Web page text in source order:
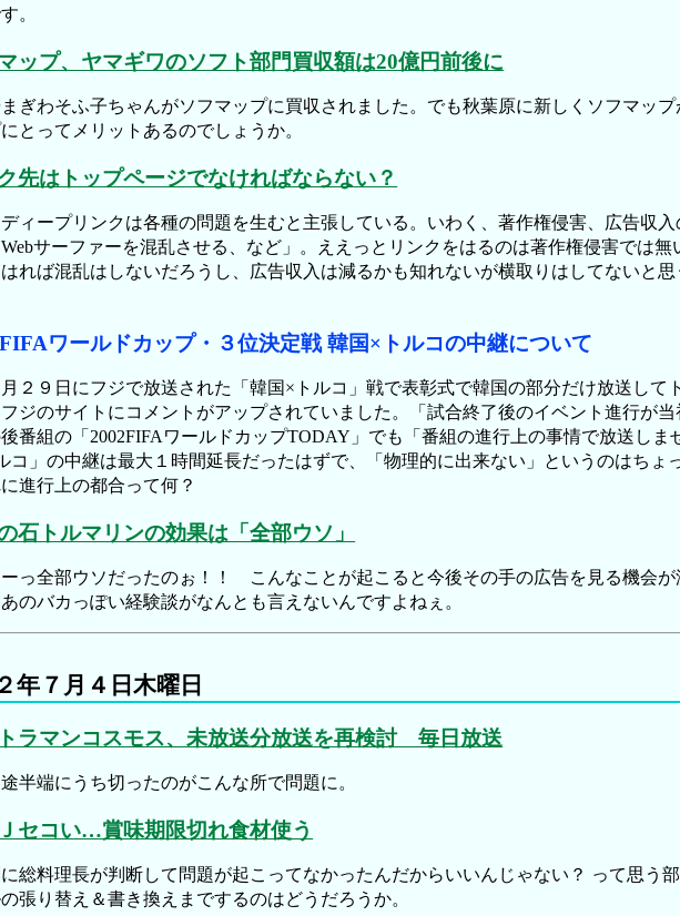
。
ップ、ヤマギワのソフト部門買収額は20億円前後に
ぎわそふ子ちゃんがソフマップに買収されました。でも秋葉原に新しくソフマッ
とってメリットあるのでしょうか。
先はトップページでなければならない？
ィープリンクは各種の問題を生むと主張している。いわく、著作権侵害、広告収
サーファーを混乱させる、など」。ええっとリンクをはるのは著作権侵害では
れば混乱はしないだろうし、広告収入は減るかも知れないが横取りはしてないと
ワールドカップ・３位決定戦 韓国×トルコの中継について
２９日にフジで放送された「韓国×トルコ」戦で表彰式で韓国の部分だけ放送して
ジのサイトにコメントがアップされていました。「試合終了後のイベント進行が当
番組の「2002FIFAワールドカップTODAY」でも「番組の進行上の事情で放送しま
コ」の中継は最大１時間延長だったはずで、「物理的に出来ない」というのはちょ
進行上の都合って何？
石トルマリンの効果は「全部ウソ」
っ全部ウソだったのぉ！！ こんなことが起こると今後その手の広告を見る機会が
のバカっぽい経験談がなんとも言えないんですよねぇ。
年７月４日木曜日
ラマンコスモス、未放送分放送を再検討 毎日放送
半端にうち切ったのがこんな所で問題に。
セコい…賞味期限切れ食材使う
総料理長が判断して問題が起こってなかったんだからいいんじゃない？ って思う
張り替え＆書き換えまでするのはどうだろうか。